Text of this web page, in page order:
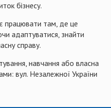
бізнесу.
працювати там, де це
адаптуватися, знайти
справу.
навчання або власна
вул. Незалежної України